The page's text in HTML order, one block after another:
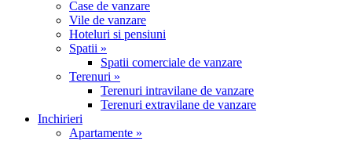
Case de vanzare
Vile de vanzare
Hoteluri si pensiuni
Spatii »
Spatii comerciale de vanzare
Terenuri »
Terenuri intravilane de vanzare
Terenuri extravilane de vanzare
Inchirieri
Apartamente »